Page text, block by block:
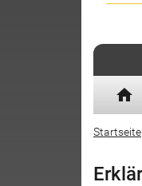
home
Startseite